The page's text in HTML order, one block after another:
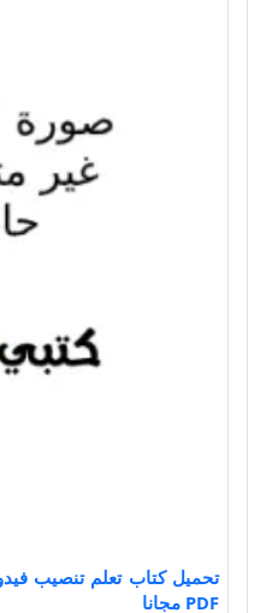
تحميل كتاب تعلم تنصيب
PDF مجانا